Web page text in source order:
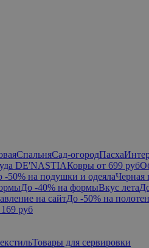
СпальняСад-огородПасха
DE'NASTIAКовры от 699 руб
-50% на подушки и одеялаЧерная
До -40% на формыВкус лета
на сайтДо -50% на
руб
Товары для сервировки